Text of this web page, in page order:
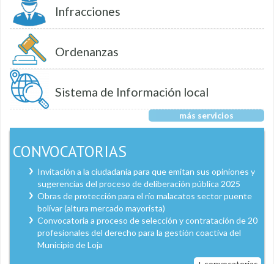
Infracciones
Ordenanzas
Sistema de Información local
más servicios
CONVOCATORIAS
Invitación a la ciudadanía para que emitan sus opiniones y
sugerencias del proceso de deliberación pública 2025
Obras de protección para el río malacatos sector puente
bolívar (altura mercado mayorista)
Convocatoria a proceso de selección y contratación de 20
profesionales del derecho para la gestión coactiva del
Municipio de Loja